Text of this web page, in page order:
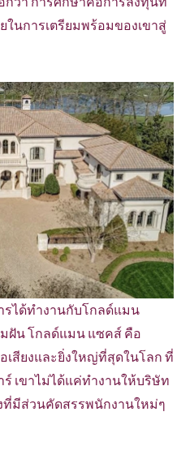
ในการเตรียมพร้อมของเขาสู่
ได้ทำงานกับโกลด์แมน
ฝัน โกลด์แมน แซคส์ คือ
สียงและยิ่งใหญ่ที่สุดในโลก ที่
เขาไม่ได้แค่ทำงานให้บริษัท
มีส่วนคัดสรรพนักงานใหม่ๆ